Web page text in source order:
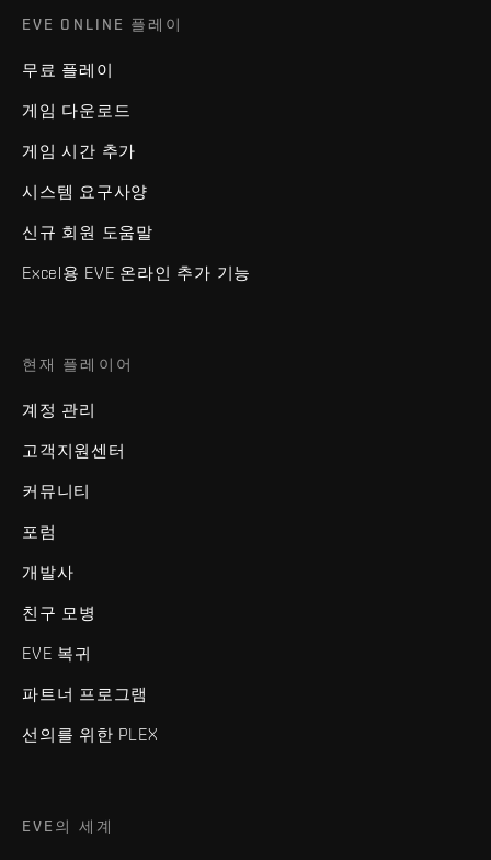
EVE ONLINE 플레이
무료 플레이
게임 다운로드
게임 시간 추가
시스템 요구사양
신규 회원 도움말
Excel용 EVE 온라인 추가 기능
현재 플레이어
계정 관리
고객지원센터
커뮤니티
포럼
개발사
친구 모병
EVE 복귀
파트너 프로그램
선의를 위한 PLEX
EVE의 세계